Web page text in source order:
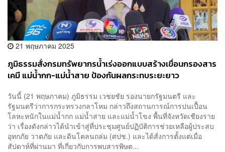
21 พฤษภาคม 2025
ภูมิธรรมสั่งกรมทรัพยากรน้ำเร่งออกแบบสร้างเขื่อนกรองสาร
เคมี แม่น้ำกก-แม่น้ำสาย ป้องกันผลกระทบระยะยาว
วันนี้ (21 พฤษภาคม) ภูมิธรรม เวชยชัย รองนายกรัฐมนตรี และ
รัฐมนตรีว่าการกระทรวงกลาโหม กล่าวถึงสถานการณ์การปนเปื้อน
โลหะหนักในแม่น้ำกก แม่น้ำสาย และแม่น้ำโขง พื้นที่จังหวัดเชียงราย
ว่า เรื่องดังกล่าวได้นำเข้าสู่ที่ประชุมศูนย์ปฏิบัติการช่วยเหลือผู้ประสบ
อุทกภัย วาตภัย และดินโคลนถล่ม (ศปช.) และได้สั่งการตั้งแต่เมื่อ
สัปดาห์ที่ผ่านมา ที่เกี่ยวกับการพบสารพิษต...